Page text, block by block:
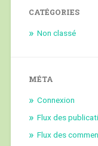
CATÉGORIES
Non classé
MÉTA
Connexion
Flux des
Flux des